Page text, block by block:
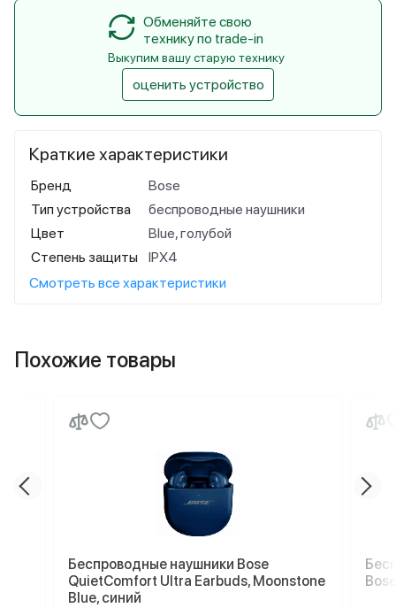
Краткие характеристики
Бренд
Bose
Тип устройства
беспроводные наушники
Цвет
Blue, голубой
Степень защиты
IPX4
Смотреть все характеристики
Обменяйте свою
технику по trade-in
Выкупим вашу старую технику
оценить устройство
Похожие товары
Беспроводные наушники Bose
QuietComfort Ultra Earbuds, Moonstone
Blue, синий